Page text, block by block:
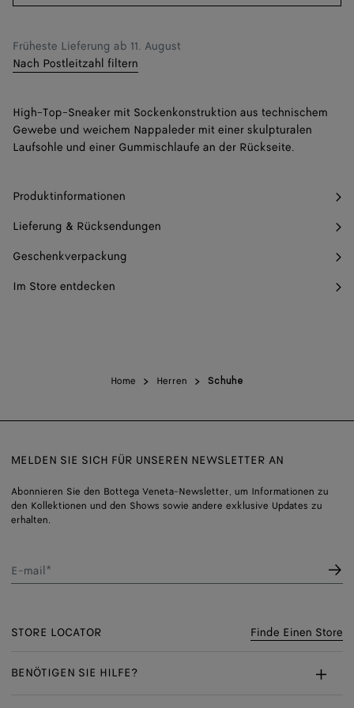
Größe
Früheste Lieferung ab 11. August
Nach Postleitzahl filtern
High-Top-Sneaker mit Sockenkonstruktion aus technischem
Gewebe und weichem Nappaleder mit einer skulpturalen
Laufsohle und einer Gummischlaufe an der Rückseite.
Produktinformationen
Lieferung & Rücksendungen
Geschenkverpackung
Im Store entdecken
Home Herren Schuhe
STORE LOCATOR Finde Einen Store
MELDEN SIE SICH FÜR UNSEREN NEWSLETTER AN
Abonnieren Sie den Bottega Veneta-Newsletter, um Informationen zu
den Kollektionen und den Shows sowie andere exklusive Updates zu
erhalten.
E-mail*
BENÖTIGEN SIE HILFE?